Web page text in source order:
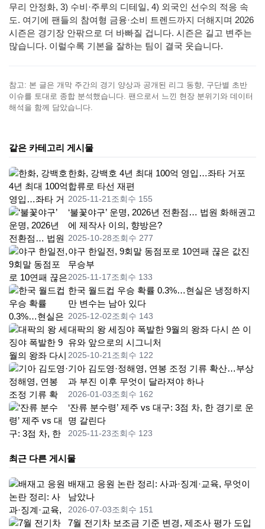
무리 안정화, 3) 수비·주루의 디테일, 4) 외국인 선수의 적응 속
도. 여기에 팬들의 참여형 금융·소비 트렌드까지 더해지며 2026
시즌은 경기장 안팎으로 더 바빠질 겁니다. 시즌은 길고 변주는
많습니다. 이럴수록 기본을 잘하는 팀이 결국 웃습니다.
참고: 본 글은 개막 주간의 경기 양상과 공개된 리그 동향, 구단별 초반
이슈를 토대로 종합 분석했습니다. 팬으로서 느낀 현장 분위기와 데이터
해석을 함께 담았습니다.
같은 카테고리 게시물
한화, 강백호 4년 최대 100억 영입…좌타 거포
합류로 타선 재편
2025-11-21조회수 155
‘불꽃야구’ 운명, 2026년 전환점… 법원 화해권고
에 제작사 이의, 향방은?
2025-10-28조회수 277
야구 한일전, 9회말 동점포로 10연패 끊은 값진
무승부
2025-11-17조회수 133
한국 월드컵 우승 확률 0.3%…현실은 냉정하지
만 변수는 남아 있다
2025-12-02조회수 143
대팍의 왕 세징야 폭발한 9월의 왕좌 다시 쓴 이
유와 앞으로의 시그니처
2025-10-21조회수 122
기아 김도영·정해영, 연봉 조정 기류 확산…부상
과 부진 이후 무엇이 달라져야 하나
2026-01-03조회수 162
‘잔류 분수령’ 제주 vs 대구: 3점 차, 한 경기로 운
명 갈린다
2025-11-23조회수 123
최근 다른 게시물
배재고 응원 논란 정리: 사과·징계·교육, 무엇이
남았나
2026-07-03조회수 151
7월 전기차 보조금 기준 변경, 제조사 평가 도입